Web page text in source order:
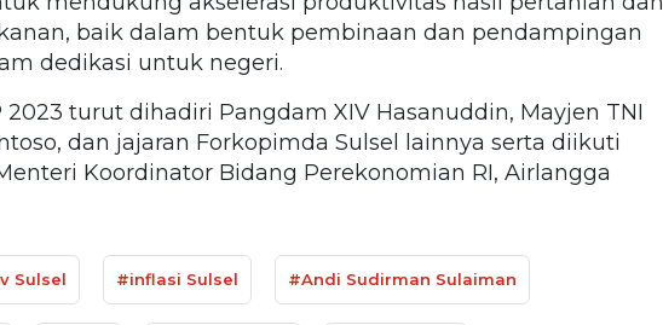
baik dalam bentuk pembinaan dan pendampingan
dedikasi untuk negeri.
2023 turut dihadiri Pangdam XIV Hasanuddin, Mayjen TNI
dan jajaran Forkopimda Sulsel lainnya serta diikuti
Koordinator Bidang Perekonomian RI, Airlangga
Sulsel #inflasi Sulsel #Andi Sudirman Sulaiman